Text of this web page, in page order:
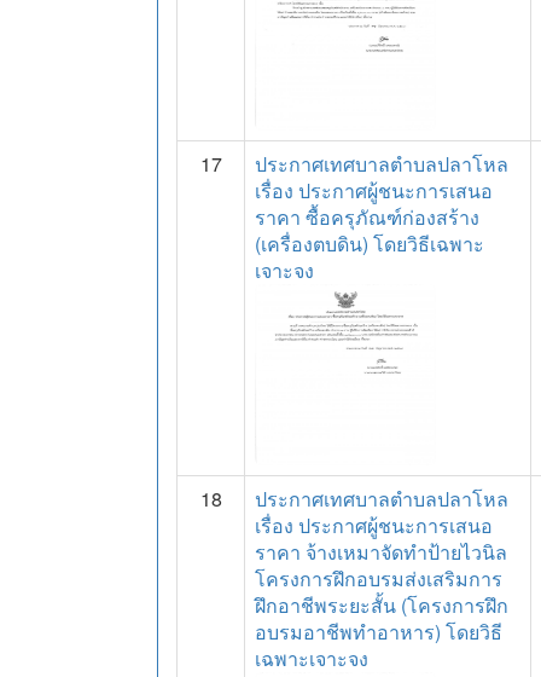
17
ประกาศเทศบาลตำบลปลาโหล
เรื่อง ประกาศผู้ชนะการเสนอ
ราคา ซื้อครุภัณฑ์ก่องสร้าง
(เครื่องตบดิน) โดยวิธีเฉพาะ
เจาะจง
18
ประกาศเทศบาลตำบลปลาโหล
เรื่อง ประกาศผู้ชนะการเสนอ
ราคา จ้างเหมาจัดทำป้ายไวนิล
โครงการฝึกอบรมส่งเสริมการ
ฝึกอาชีพระยะสั้น (โครงการฝึก
อบรมอาชีพทำอาหาร) โดยวิธี
เฉพาะเจาะจง